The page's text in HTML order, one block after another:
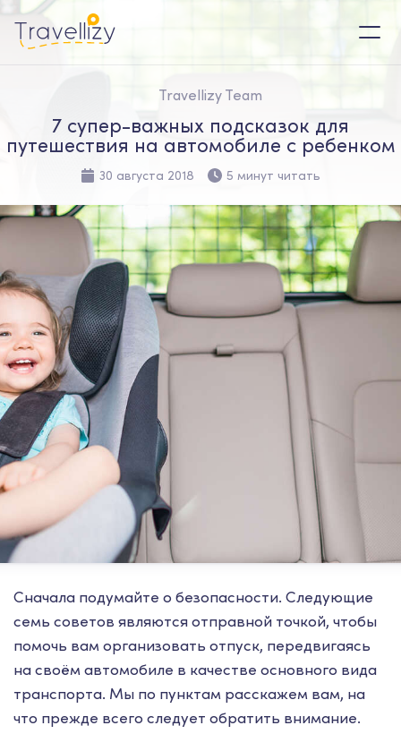
Travellizy Team
7 супер-важных подсказок для
путешествия на автомобиле с ребенком
30 августа 2018 5 минут читать
Сначала подумайте о безопасности. Следующие
семь советов являются отправной точкой, чтобы
помочь вам организовать отпуск, передвигаясь
на своём автомобиле в качестве основного вида
транспорта. Мы по пунктам расскажем вам, на
что прежде всего следует обратить внимание.